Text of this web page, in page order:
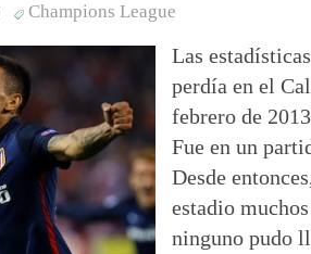
Champions League
Las
perdía en el
febrero de
Fue en un
Desde
estadio
ninguno pudo